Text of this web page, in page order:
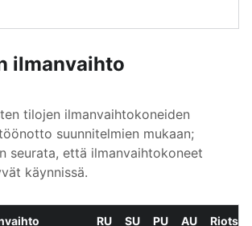
ilmanvaihto
tilojen ilmanvaihtokoneiden
suunnitelmien mukaan;
seurata, että ilmanvaihtokoneet
käynnissä.
RU SU PU AU Riots